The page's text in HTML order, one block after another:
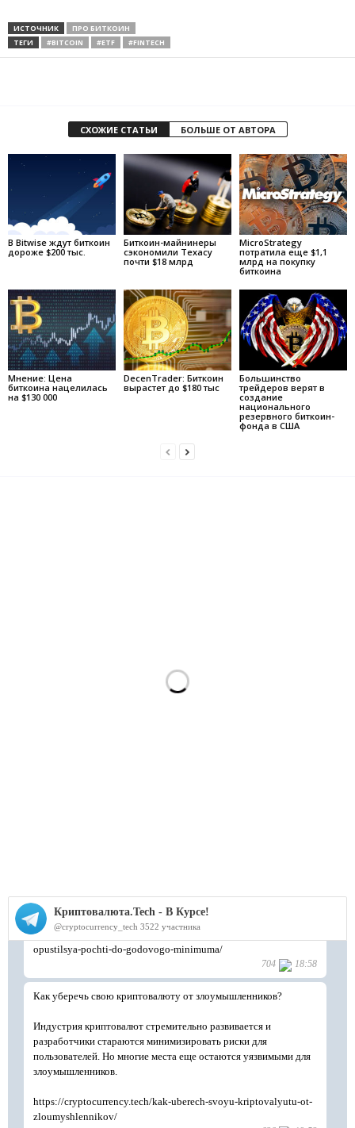
ИСТОЧНИК
ПРО БИТКОИН
ТЕГИ
#BITCOIN #ETF #FINTECH
СХОЖИЕ СТАТЬИ БОЛЬШЕ ОТ АВТОРА
В Bitwise ждут биткоин
дороже $200 тыс.
Биткоин-майнинеры
сэкономили Техасу
почти $18 млрд
MicroStrategy
потратила еще $1,1
млрд на покупку
биткоина
Мнение: Цена
биткоина нацелилась
на $130 000
DecenTrader: Биткоин
вырастет до $180 тыс
Большинство
трейдеров верят в
создание
национального
резервного биткоин-
фонда в США